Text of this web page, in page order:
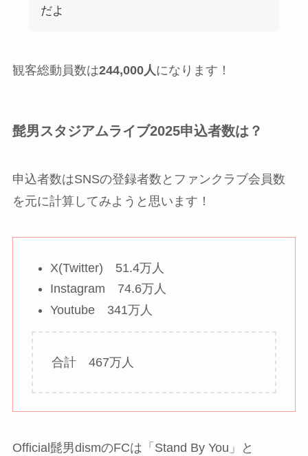
だよ
観客総動員数は244,000人になります！
髭男スタジアムライブ2025申込者数は？
申込者数はSNSの登録者数とファンクラブ会員数
を元に計算してみようと思います！
X(Twitter) 51.4万人
Instagram 74.6万人
Youtube 341万人
合計 467万人
Official髭男dismのFCは「Stand By You」と